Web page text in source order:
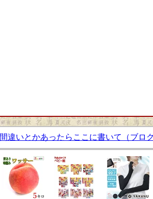
間違いとかあったらここに書いて（ブロ